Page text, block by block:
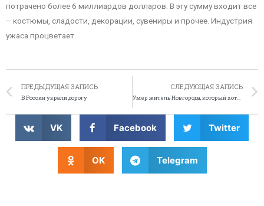
потрачено более 6 миллиардов долларов. В эту сумму входит все
– костюмы, сладости, декорации, сувениры и прочее. Индустрия
ужаса процветает.
ПРЕДЫДУЩАЯ ЗАПИСЬ
В России украли дорогу
СЛЕДУЮЩАЯ ЗАПИСЬ
Умер житель Новгорода, который хотел убить патриарха силой мысли
VK Facebook Twitter
OK Telegram